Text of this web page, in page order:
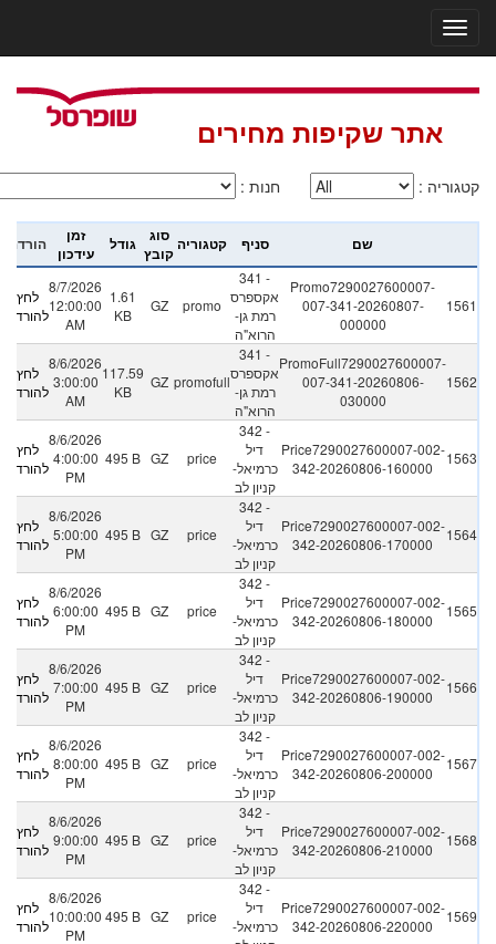
אתר שקיפות מחירים
: חנות : קטגוריה
הורדה
זמן
עידכון
גודל
סוג
קובץקטגוריה סניף שם
לחץ
להורדה
8/7/2026
12:00:00
AM
1.61
KB
GZ promo
341 -
אקספרס
רמת גן-
הרוא"ה
Promo7290027600007-
007-341-20260807-
000000
1561
לחץ
להורדה
8/6/2026
3:00:00
AM
117.59
KB
GZ promofull
341 -
אקספרס
רמת גן-
הרוא"ה
PromoFull7290027600007-
007-341-20260806-
030000
1562
לחץ
להורדה
8/6/2026
4:00:00
PM
495 B GZ price
342 -
דיל
כרמיאל-
קניון לב
Price7290027600007-002-
342-20260806-160000
1563
לחץ
להורדה
8/6/2026
5:00:00
PM
495 B GZ price
342 -
דיל
כרמיאל-
קניון לב
Price7290027600007-002-
342-20260806-170000
1564
לחץ
להורדה
8/6/2026
6:00:00
PM
495 B GZ price
342 -
דיל
כרמיאל-
קניון לב
Price7290027600007-002-
342-20260806-180000
1565
לחץ
להורדה
8/6/2026
7:00:00
PM
495 B GZ price
342 -
דיל
כרמיאל-
קניון לב
Price7290027600007-002-
342-20260806-190000
1566
לחץ
להורדה
8/6/2026
8:00:00
PM
495 B GZ price
342 -
דיל
כרמיאל-
קניון לב
Price7290027600007-002-
342-20260806-200000
1567
לחץ
להורדה
8/6/2026
9:00:00
PM
495 B GZ price
342 -
דיל
כרמיאל-
קניון לב
Price7290027600007-002-
342-20260806-210000
1568
לחץ
להורדה
8/6/2026
10:00:00
PM
495 B GZ price
342 -
דיל
כרמיאל-
Price7290027600007-002-
342-20260806-220000
1569